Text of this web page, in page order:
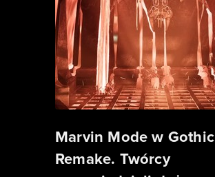
Marvin Mode w Gothic
Remake. Twórcy